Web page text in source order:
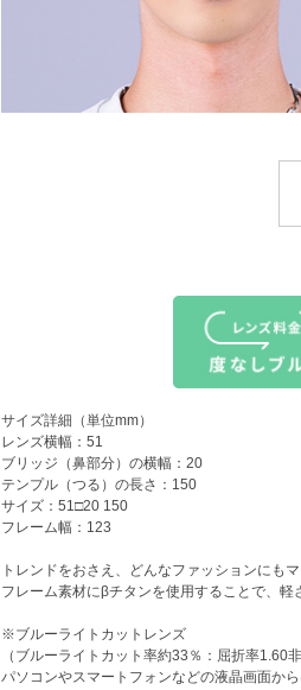
サイズ詳細（単位mm）
レンズ横幅：51
ブリッジ（鼻部分）の横幅：20
テンプル（つる）の長さ：150
サイズ：51□20 150
フレーム幅：123
トレンドをおさえ、どんなファッションにも
フレーム素材にβチタンを使用することで、軽
※ブルーライトカットレンズ
（ブルーライトカット率約33％：屈折率1.60
パソコンやスマートフォンなどの液晶画面か